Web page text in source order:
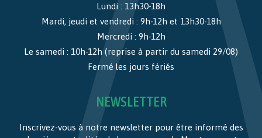
Lundi : 13h30-18h
Mardi, jeudi et vendredi : 9h-12h et 13h30-18h
Mercredi : 9h-12h
Le samedi : 10h-12h (reprise à partir du samedi 29/08)
Fermé les jours fériés
NEWSLETTER
Inscrivez-vous à notre newsletter pour être informé des